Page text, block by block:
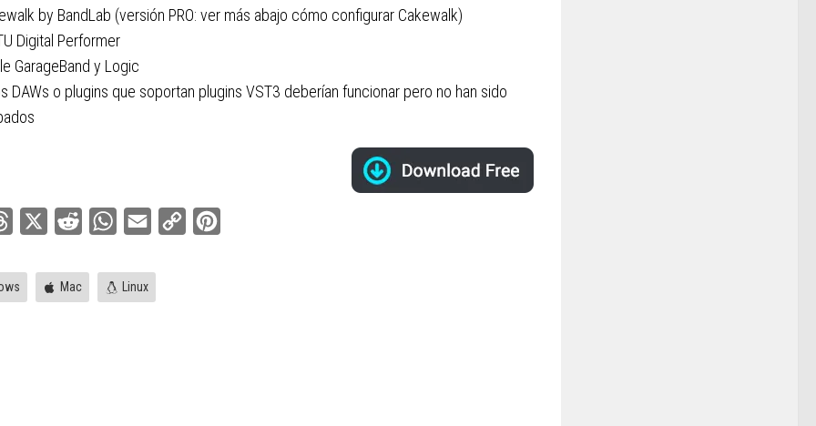
by BandLab (versión PRO: ver más abajo cómo configurar Cakewalk)
Digital Performer
GarageBand y Logic
DAWs o plugins que soportan plugins VST3 deberían funcionar pero no han sido
Threads Reddit WhatsApp
Email
Copy
Mac Linux